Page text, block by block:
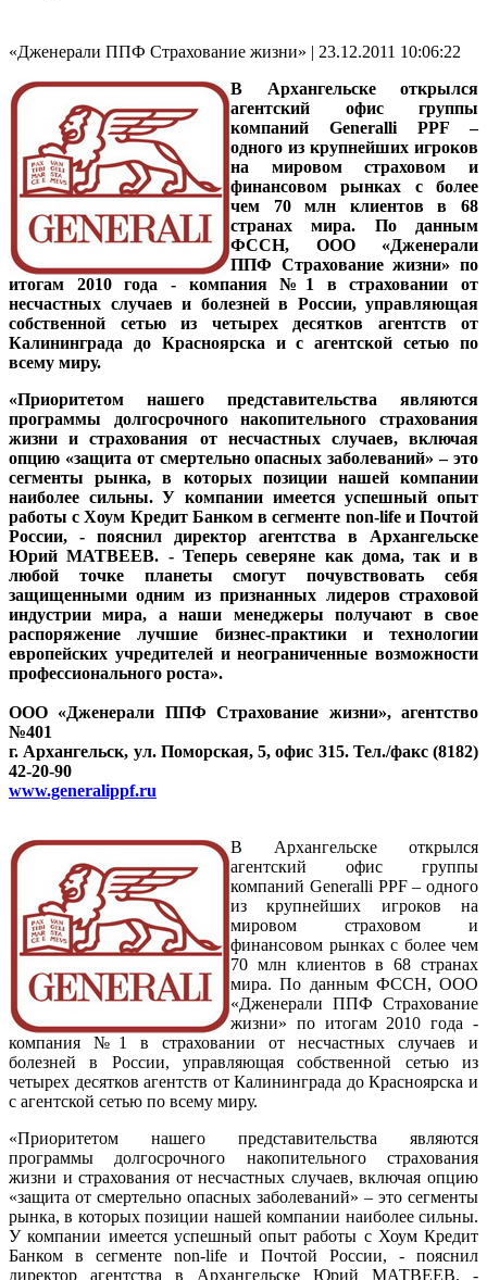
«Дженерали ППФ Страхование жизни» | 23.12.2011 10:06:22
В Архангельске открылся
агентский офис группы
компаний Generalli PPF –
одного из крупнейших игроков
на мировом страховом и
финансовом рынках с более
чем 70 млн клиентов в 68
странах мира. По данным
ФССН, ООО «Дженерали
ППФ Страхование жизни» по
итогам 2010 года - компания №1 в страховании от
несчастных случаев и болезней в России, управляющая
собственной сетью из четырех десятков агентств от
Калининграда до Красноярска и с агентской сетью по
всему миру.
«Приоритетом нашего представительства являются
программы долгосрочного накопительного страхования
жизни и страхования от несчастных случаев, включая
опцию «защита от смертельно опасных заболеваний» – это
сегменты рынка, в которых позиции нашей компании
наиболее сильны. У компании имеется успешный опыт
работы с Хоум Кредит Банком в сегменте non-life и Почтой
России, - пояснил директор агентства в Архангельске
Юрий МАТВЕЕВ. - Теперь северяне как дома, так и в
любой точке планеты смогут почувствовать себя
защищенными одним из признанных лидеров страховой
индустрии мира, а наши менеджеры получают в свое
распоряжение лучшие бизнес-практики и технологии
европейских учредителей и неограниченные возможности
профессионального роста».
ООО «Дженерали ППФ Страхование жизни», агентство
№401
г. Архангельск, ул. Поморская, 5, офис 315. Тел./факс (8182)
42-20-90
www.generalippf.ru
В Архангельске открылся
агентский офис группы
компаний Generalli PPF – одного
из крупнейших игроков на
мировом страховом и
финансовом рынках с более чем
70 млн клиентов в 68 странах
мира. По данным ФССН, ООО
«Дженерали ППФ Страхование
жизни» по итогам 2010 года -
компания №1 в страховании от несчастных случаев и
болезней в России, управляющая собственной сетью из
четырех десятков агентств от Калининграда до Красноярска и
с агентской сетью по всему миру.
«Приоритетом нашего представительства являются
программы долгосрочного накопительного страхования
жизни и страхования от несчастных случаев, включая опцию
«защита от смертельно опасных заболеваний» – это сегменты
рынка, в которых позиции нашей компании наиболее сильны.
У компании имеется успешный опыт работы с Хоум Кредит
Банком в сегменте non-life и Почтой России, - пояснил
директор агентства в Архангельске Юрий МАТВЕЕВ. -